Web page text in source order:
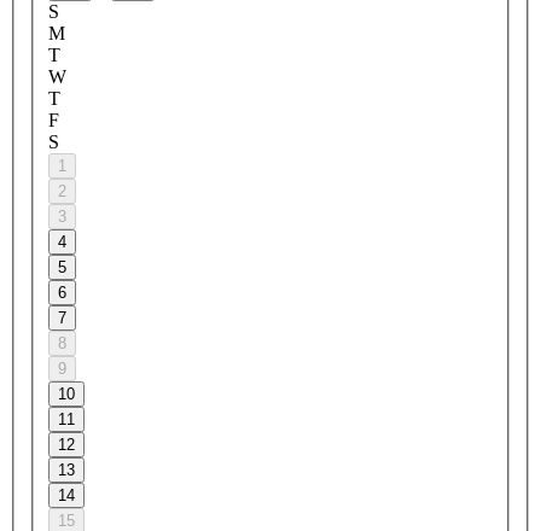
S
M
T
W
T
F
S
1
2
3
4
5
6
7
8
9
10
11
12
13
14
15